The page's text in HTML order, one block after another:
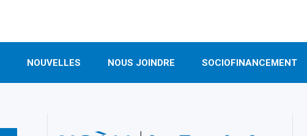
NOUVELLES NOUS JOINDRE SOCIOFINANCEMENT